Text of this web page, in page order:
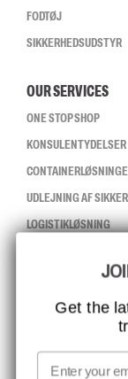
FODTØJ
SIKKERHEDSUDSTYR
OUR SERVICES
ONE STOP SHOP
KONSULENTYDELSER
UDLEJNING AF
LOGISTIKLØSNING
ISO-CERTIFICERING
GLOBAL RÆKKEVIDDE
MISSION, VISION OG
Get the
Email